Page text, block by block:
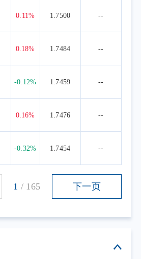
0.11% 1.7500 --
0.18% 1.7484 --
-0.12% 1.7459 --
0.16% 1.7476 --
-0.32% 1.7454 --
1 / 165 下一页